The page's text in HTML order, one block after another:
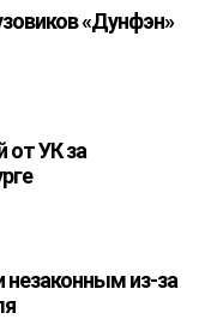
«Дунфэн»
от УК за
незаконным из-за